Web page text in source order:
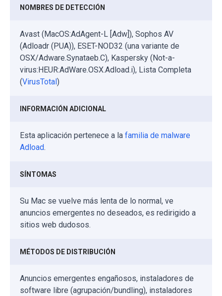
NOMBRES DE DETECCIÓN
Avast (MacOS:AdAgent-L [Adw]), Sophos AV
(Adloadr (PUA)), ESET-NOD32 (una variante de
OSX/Adware.Synataeb.C), Kaspersky (Not-a-
virus:HEUR:AdWare.OSX.Adload.i), Lista Completa
(VirusTotal )
INFORMACIÓN ADICIONAL
Esta aplicación pertenece a la familia de malware
Adload.
SÍNTOMAS
Su Mac se vuelve más lenta de lo normal, ve
anuncios emergentes no deseados, es redirigido a
sitios web dudosos.
MÉTODOS DE DISTRIBUCIÓN
Anuncios emergentes engañosos, instaladores de
software libre (agrupación/bundling), instaladores